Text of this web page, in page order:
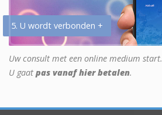
5. U wordt verbonden +
Uw consult met een online medium start.
U gaat pas vanaf hier betalen.